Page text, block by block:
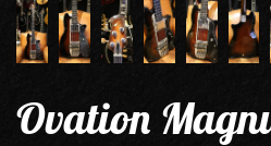
Ovation